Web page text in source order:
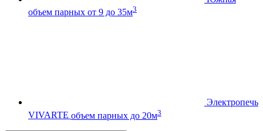
объем парных от 9 до 35м3
Электропечь
VIVARTE объем парных до 20м3